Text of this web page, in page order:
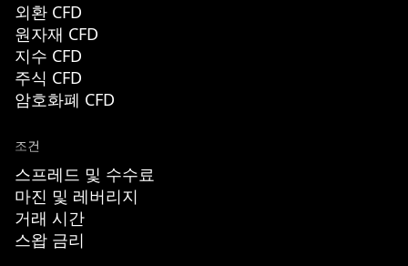
외환 CFD
원자재 CFD
지수 CFD
주식 CFD
암호화폐 CFD
조건
스프레드 및 수수료
마진 및 레버리지
거래 시간
스왑 금리